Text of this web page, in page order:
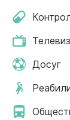
Досуг